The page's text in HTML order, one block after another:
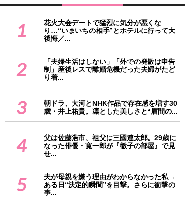
1
花火大会デートで猛烈に気分が悪くな
り…“いまいちの相手”とホテルに行って大
後悔／...
2
「夫婦生活はしない」「外での発散は申告
制」産後レスで離婚危機だった夫婦がたど
り着...
3
朝ドラ、大河とNHK作品で存在感を増す30
歳・井上祐貴。凛とした美しさと“眉間の...
4
父は佐藤浩市、祖父は三國連太郎。29歳に
なった俳優・寛一郎が『徹子の部屋』で見
せ...
5
夫が母親を嫌う理由がわからなかった私→
ある日“決定的瞬間”を目撃。さらに衝撃の
事...